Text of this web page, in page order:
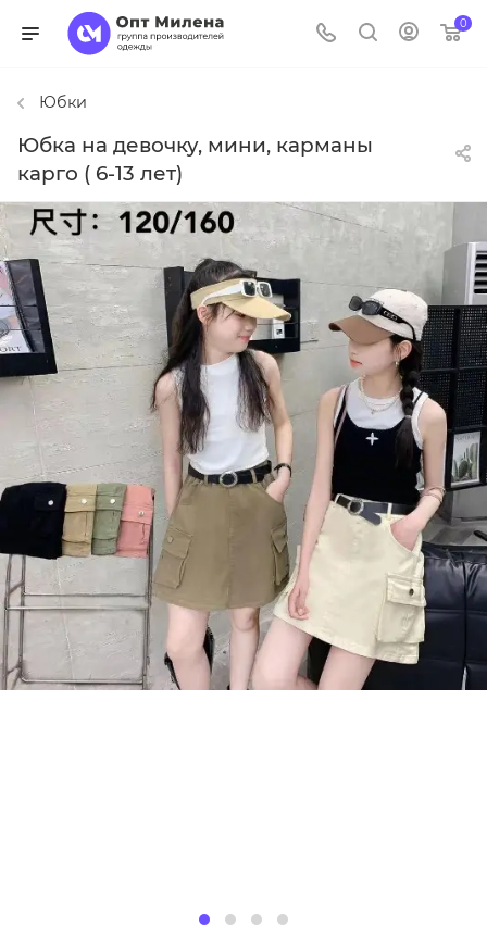
0
Юбки
Юбка на девочку, мини, карманы
карго ( 6-13 лет)